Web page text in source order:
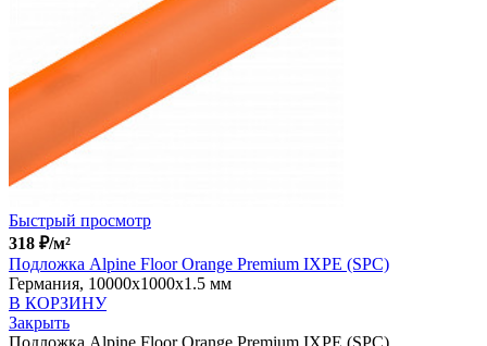
Быстрый просмотр
318 ₽/м²
Подложка Alpine Floor Orange Premium IXPE (SPC)
Германия, 10000x1000x1.5 мм
В КОРЗИНУ
Закрыть